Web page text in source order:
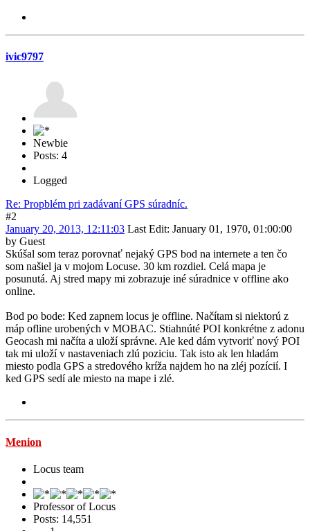
ivic9797
Newbie
Posts: 4
Logged
Re: Propblém pri zadávaní GPS súradníc.
#2
January 20, 2013, 12:11:03 Last Edit: January 01, 1970, 01:00:00
by Guest
Skúšal som teraz porovnať nejaký GPS bod na internete a ten čo
som našiel ja v mojom Locuse. 30 km rozdiel. Celá mapa je
posunutá. Aj stred mapy mi zobrazuje iné súradnice v offline ako
online.
Bod po bode: Ked zapnem locus je offline. Načítam si niektorú z
máp ofline urobených v MOBAC. Stiahnúté POI konkrétne z adonu
Geocash mi načíta a uloží správne. Ale ked dám vytvoriť nový POI
tak mi uloží v nastaveniach zlú poziciu. Tak isto ak len hladám
miesto podla GPS a stredového kríža najdem ho na zléj pozícií. I
ked GPS sedí ale miesto na mape i zlé.
Menion
Locus team
Professor of Locus
Posts: 14,551